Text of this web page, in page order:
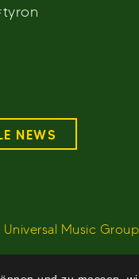
NEWS
Universal Music Group